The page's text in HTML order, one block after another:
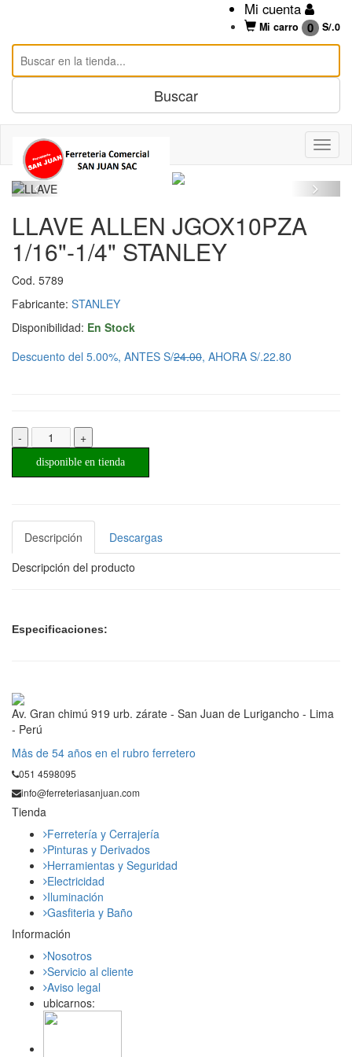
Mi cuenta
Mi carro 0 S/.0
LLAVE ALLEN JGOX10PZA
1/16"-1/4" STANLEY
Cod. 5789
Fabricante: STANLEY
Disponibilidad: En Stock
Descuento del 5.00%, ANTES S/24.00, AHORA S/.22.80
- +
disponible en tienda
Descripción
Descargas
Descripción del producto
Especificaciones:
Av. Gran chimú 919 urb. zárate - San Juan de Lurigancho - Lima
- Perú
Mås de 54 años en el rubro ferretero
051 4598095
info@ferreteriasanjuan.com
Tienda
Ferretería y Cerrajería
Pinturas y Derivados
Herramientas y Seguridad
Electricidad
Iluminación
Gasfiteria y Baño
Información
Nosotros
Servicio al cliente
Aviso legal
ubicarnos: